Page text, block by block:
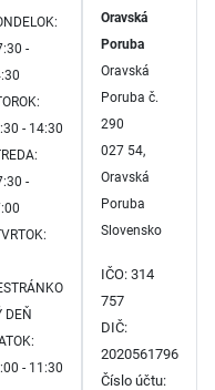
-
- 14:30
-
DEŇ
- 11:30
Oravská
Poruba
Oravská
Poruba č.
290
027 54,
Oravská
Poruba
Slovensko
IČO: 314
757
DIČ:
2020561796
Číslo účtu: